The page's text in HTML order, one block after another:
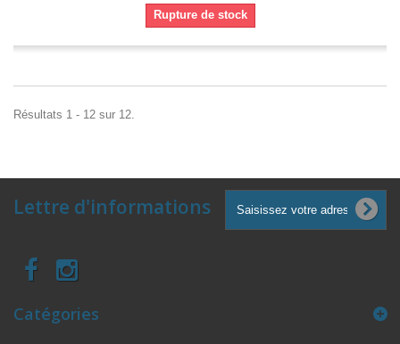
Rupture de stock
Résultats 1 - 12 sur 12.
Lettre d'informations
Catégories